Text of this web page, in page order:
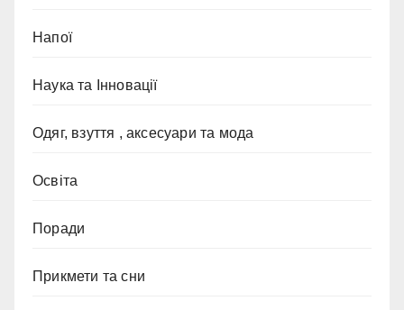
Напої
Наука та Інновації
Одяг, взуття , аксесуари та мода
Освіта
Поради
Прикмети та сни